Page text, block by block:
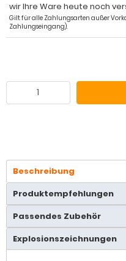
wir Ihre Ware heute noch
Gilt für alle Zahlungsarten außer
Zahlungseingang).
Beschreibung
Produktempfehlungen
Passendes Zubehör
Explosionszeichnungen